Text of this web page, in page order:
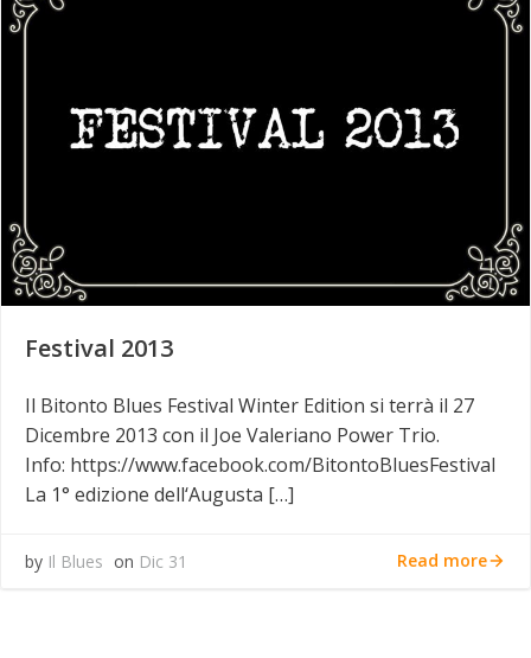
Festival 2013
Il Bitonto Blues Festival Winter Edition si terrà il 27
Dicembre 2013 con il Joe Valeriano Power Trio.
Info: https://www.facebook.com/BitontoBluesFestival
La 1° edizione dell‘Augusta […]
by Il Blues on Dic 31 Read more